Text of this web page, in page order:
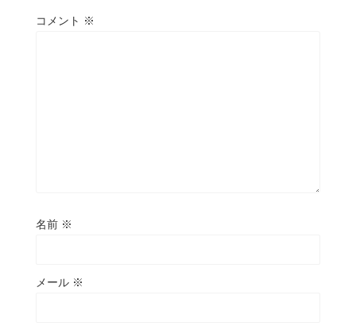
コメント ※
名前 ※
メール ※